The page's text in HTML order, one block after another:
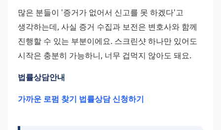
많은 분들이 '증거가 없어서 신고를 못 하겠다'고
생각하는데, 사실 증거 수집과 보전은 변호사와 함께
진행할 수 있는 부분이에요. 스크린샷 하나만 있어도
시작은 충분히 가능하니, 너무 겁먹지 않아도 돼요.
법률상담안내
가까운 로펌 찾기 법률상담 신청하기